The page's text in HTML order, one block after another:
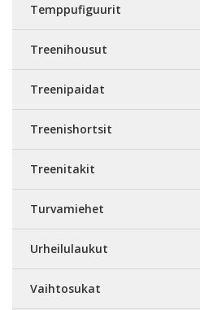
Temppufiguurit
Treenihousut
Treenipaidat
Treenishortsit
Treenitakit
Turvamiehet
Urheilulaukut
Vaihtosukat